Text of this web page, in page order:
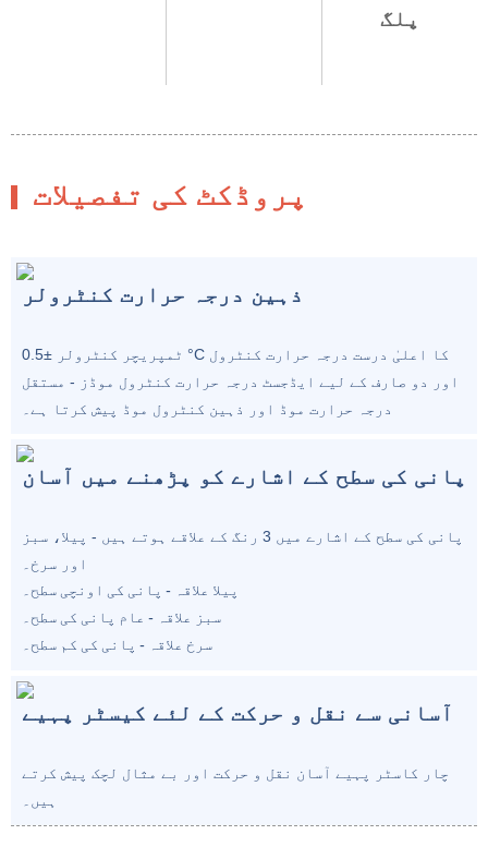
پلگ
پروڈکٹ کی تفصیلات
ذہین درجہ حرارت کنٹرولر
ٹمپریچر کنٹرولر ±0.5 °C کا اعلیٰ درست درجہ حرارت کنٹرول
اور دو صارف کے لیے ایڈجسٹ درجہ حرارت کنٹرول موڈز - مستقل
درجہ حرارت موڈ اور ذہین کنٹرول موڈ پیش کرتا ہے۔
پانی کی سطح کے اشارے کو پڑھنے میں آسان
پانی کی سطح کے اشارے میں 3 رنگ کے علاقے ہوتے ہیں - پیلا، سبز
اور سرخ۔
پیلا علاقہ - پانی کی اونچی سطح۔
سبز علاقہ - عام پانی کی سطح۔
سرخ علاقہ - پانی کی کم سطح۔
آسانی سے نقل و حرکت کے لئے کیسٹر پہیے
چار کاسٹر پہیے آسان نقل و حرکت اور بے مثال لچک پیش کرتے
ہیں۔